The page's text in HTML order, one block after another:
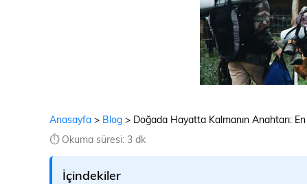
Anasayfa > Blog > Doğada Hayatta Kalmanın Anahtarı:
⏱️ Okuma süresi: 3 dk
İçindekiler